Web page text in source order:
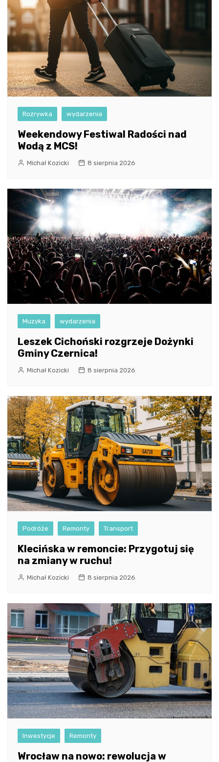
Rozrywka wydarzenia
Weekendowy Festiwal Radości nad
Wodą z MCS!
Michał Kozicki 8 sierpnia 2026
Muzyka wydarzenia
Leszek Cichoński rozgrzeje Dożynki
Gminy Czernica!
Michał Kozicki 8 sierpnia 2026
Podróże Remonty Transport
Klecińska w remoncie: Przygotuj się
na zmiany w ruchu!
Michał Kozicki 8 sierpnia 2026
Inwestycje Remonty
Wrocław na nowo: rewolucja w